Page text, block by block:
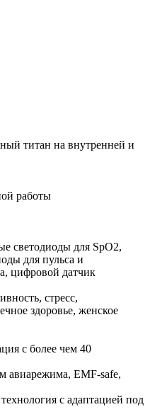
титан на внутренней и
работы
светодиоды для SpO2,
для пульса и
цифровой датчик
стресс,
здоровье, женское
с более чем 40
авиарежима, EMF-safe,
с адаптацией под